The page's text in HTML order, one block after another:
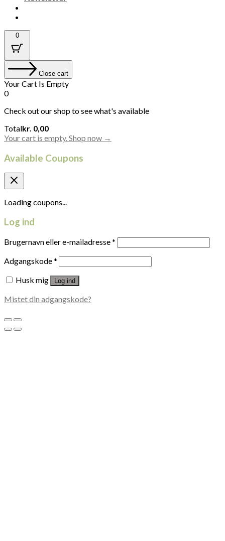
0
Close cart
Your Cart Is Empty
0
Check out our shop to see what's available
Cart
Total:
Totalkr. 0,00
Your cart is empty. Shop now →
Available Coupons
Loading coupons...
Log ind
Brugernavn eller e-mailadresse*
Adgangskode*
Husk mig
Log ind
Mistet din adgangskode?